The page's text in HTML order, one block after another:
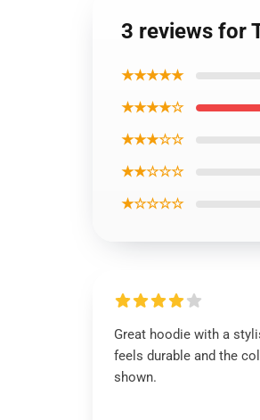
3 reviews for
★★★★★
★★★★☆
★★★☆☆
★★☆☆☆
★☆☆☆☆
Great hoodie with a
feels durable and the
shown.